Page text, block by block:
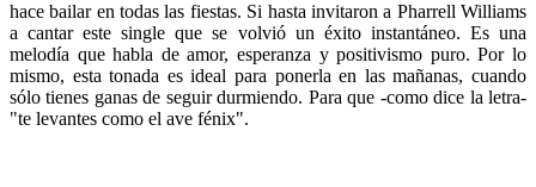
hace bailar en todas las fiestas. Si hasta invitaron a Pharrell Williams
a cantar este single que se volvió un éxito instantáneo. Es una
melodía que habla de amor, esperanza y positivismo puro. Por lo
mismo, esta tonada es ideal para ponerla en las mañanas, cuando
sólo tienes ganas de seguir durmiendo. Para que -como dice la letra-
"te levantes como el ave fénix".